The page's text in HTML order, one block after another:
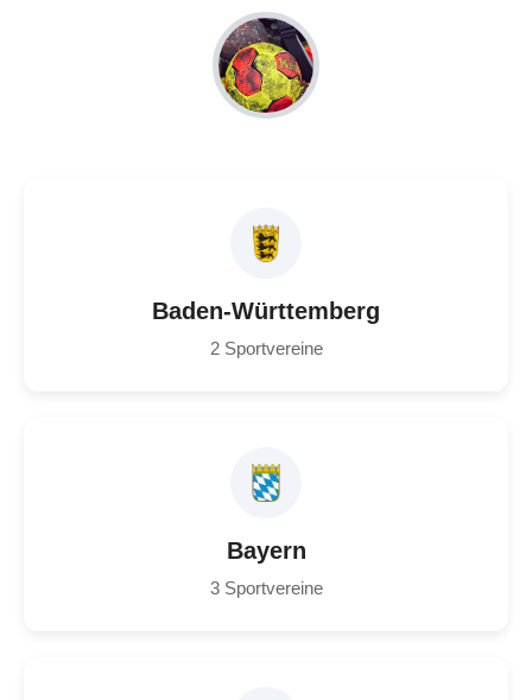
Baden-Württemberg
2 Sportvereine
Bayern
3 Sportvereine